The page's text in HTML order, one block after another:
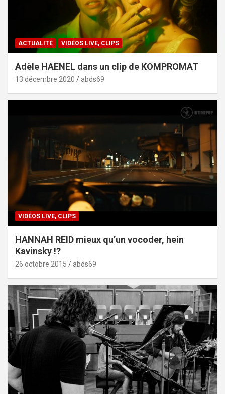
ACTUALITÉ VIDÉOS LIVE, CLIPS
Adèle HAENEL dans un clip de KOMPROMAT
13 décembre 2020 abds69
VIDÉOS LIVE, CLIPS
HANNAH REID mieux qu’un vocoder, hein
Kavinsky !?
26 octobre 2015 abds69